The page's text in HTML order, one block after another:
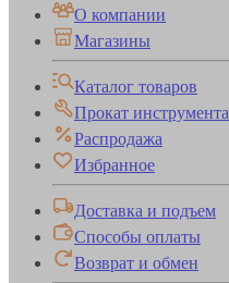
О компании
Магазины
Каталог товаров
Прокат инструмента
Распродажа
Избранное
Доставка и подъем
Способы оплаты
Возврат и обмен